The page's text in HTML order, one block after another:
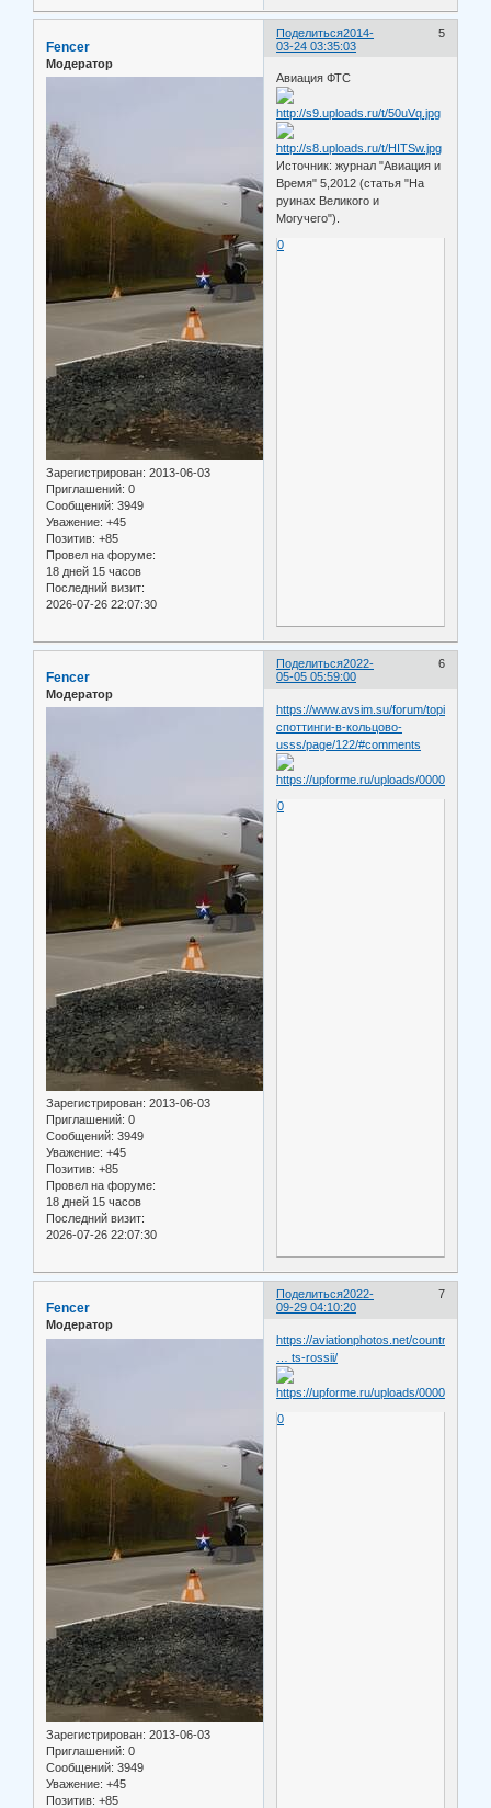
Поделиться 5
2014-
03-24 03:35:03
Fencer
Модератор
Зарегистрирован: 2013-06-03
Приглашений: 0
Сообщений: 3949
Уважение: +45
Позитив: +85
Провел на форуме:
18 дней 15 часов
Последний визит:
2026-07-26 22:07:30
Авиация ФТС
Источник: журнал "Авиация и
Время" 5,2012 (статья "На
руинах Великого и
Могучего").
0
Поделиться 6
2022-
05-05 05:59:00
Fencer
Модератор
Зарегистрирован: 2013-06-03
Приглашений: 0
Сообщений: 3949
Уважение: +45
Позитив: +85
Провел на форуме:
18 дней 15 часов
Последний визит:
2026-07-26 22:07:30
https://www.avsim.su/forum/topic/
споттинги-в-кольцово-
usss/page/122/#comments
0
Поделиться 7
2022-
09-29 04:10:20
Fencer
Модератор
Зарегистрирован: 2013-06-03
Приглашений: 0
Сообщений: 3949
Уважение: +45
Позитив: +85
https://aviationphotos.net/country/russ
… ts-rossii/
0